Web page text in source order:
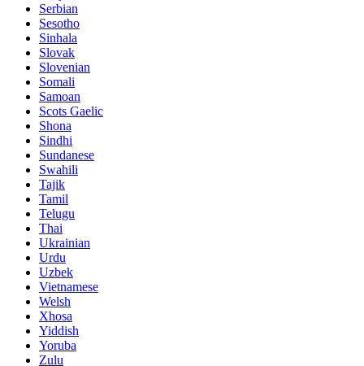
Serbian
Sesotho
Sinhala
Slovak
Slovenian
Somali
Samoan
Scots Gaelic
Shona
Sindhi
Sundanese
Swahili
Tajik
Tamil
Telugu
Thai
Ukrainian
Urdu
Uzbek
Vietnamese
Welsh
Xhosa
Yiddish
Yoruba
Zulu